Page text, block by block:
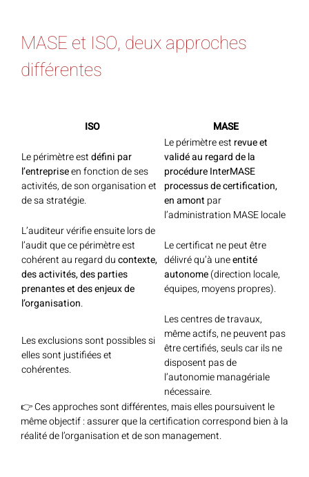
MASE et ISO, deux approches
différentes
ISO MASE
Le périmètre estdéfini par
l’entrepriseen fonction de ses
activités, de son organisation et
de sa stratégie.
Le périmètre est revue et
validé au regard de la
procédure InterMASE
processus de certification,
en amont par
l’administration MASE locale
L’auditeur vérifie ensuite lors de
l’audit que ce périmètre est
cohérent au regard ducontexte,
des activités, des parties
prenantes et des enjeux de
l’organisation.
Le certificat ne peut être
délivré qu’à uneentité
autonome(direction locale,
équipes, moyens propres).
Les exclusions sont possibles si
elles sont justifiées et
cohérentes.
Les centres de travaux,
même actifs, ne peuvent pas
être certifiés, seuls car ils ne
disposent pas de
l’autonomie managériale
nécessaire.
👉 Ces approches sont différentes, mais elles poursuivent le
même objectif : assurer que la certification correspond bien à la
réalité de l’organisation et de son management.